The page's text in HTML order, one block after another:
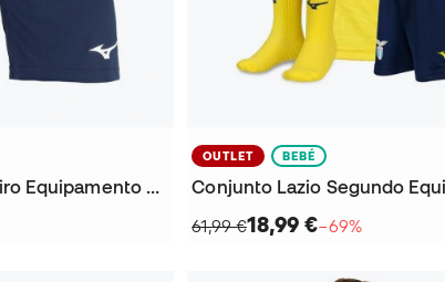
Calções Lazio Terceiro Equipamento 2025-2026
OUTLET BEBÉ
61,99 €18,99 €−69%